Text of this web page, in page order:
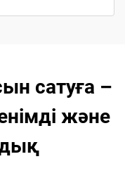
сатуға –
және